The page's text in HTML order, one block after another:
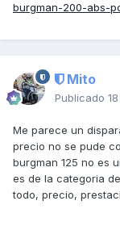
burgman-200-abs-
Mito
Publicado
Me parece un
precio no se pude
burgman 125 no es
es de la categoria
todo, precio,